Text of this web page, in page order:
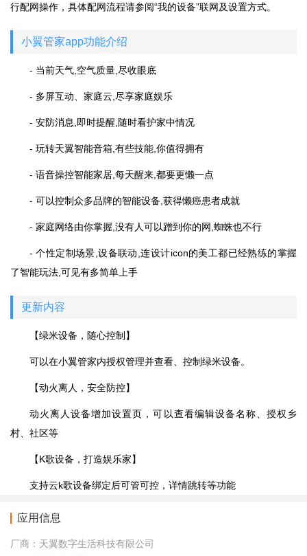
行配网操作，具体配网流程请参阅“我的设备”联网及设置方式。
小翼管家app功能介绍
- 当前天气,空气质量,尽收眼底
- 多屏互动、家庭云,尽享家庭娱乐
- 安防消息,即时提醒,随时看护家中情况
- 玩转天翼智能音箱,有些技能,你值得拥有
- 语音操控智能家居,每天醒来,都要更懒一点
- 可以控制众多品牌的智能设备,获得懒癌患者成就
- 家庭网络由你掌握,没有人可以蹭到你的网,蜘蛛也不行
- 个性定制场景,设备联动,连设计icon的美工都已经熟练的掌握
了智能玩法,可见有多简单上手
更新内容
【绿米设备，随心控制】
可以在小翼管家内授权管理并查看、控制绿米设备。
【动火离人，安全防控】
动火离人设备增加设置页，可以查看编辑设备名称、授权乡
村、社区等
【K歌设备，打造娱乐家】
支持云k歌设备绑定后可管可控，详情跳转等功能
应用信息
厂商： 天翼数字生活科技有限公司